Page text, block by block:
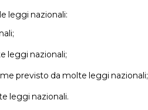
leggi nazionali:
leggi nazionali;
previsto da molte leggi nazionali;
leggi nazionali.